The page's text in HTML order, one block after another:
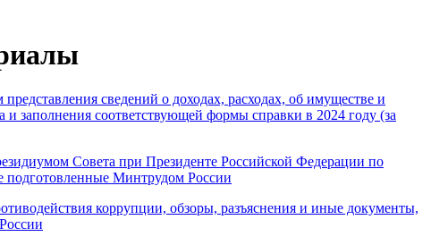
сведений о доходах, расходах, об имуществе и
и заполнения соответствующей формы справки в 2024 году (за
Совета при Президенте Российской Федерации по
подготовленные Минтрудом России
коррупции, обзоры, разъяснения и иные документы,